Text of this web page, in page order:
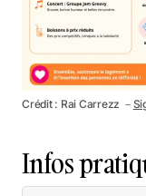
Crédit : Rai Carrezz －
Infos